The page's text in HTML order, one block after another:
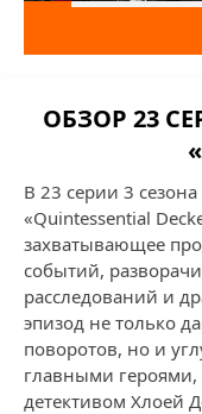
ОБЗОР 23
В 23 серии 3
«Quintessential
захватывающее
событий,
расследований и
эпизод не только
поворотов, но и
главными
детективом Хлоей